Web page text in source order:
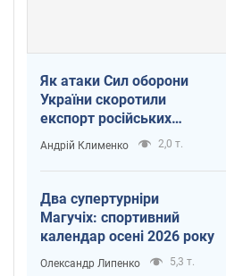
Як атаки Сил оборони
України скоротили
експорт російських
нафтопродуктів
Андрій Клименко 2,0 т.
Два супертурніри
Магучіх: спортивний
календар осені 2026 року
Олександр Липенко 5,3 т.